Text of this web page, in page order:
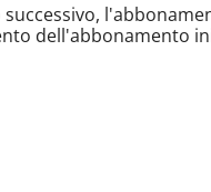
dell'abbonamento